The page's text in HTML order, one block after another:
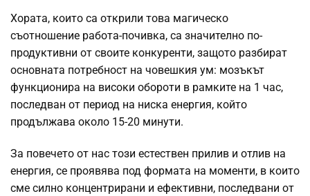
Хората, които са открили това магическо
съотношение работа-почивка, са значително по-
продуктивни от своите конкуренти, защото разбират
основната потребност на човешкия ум: мозъкът
функционира на високи обороти в рамките на 1 час,
последван от период на ниска енергия, който
продължава около 15-20 минути.
За повечето от нас този естествен прилив и отлив на
енергия, се проявява под формата на моменти, в които
сме силно концентрирани и ефективни, последвани от